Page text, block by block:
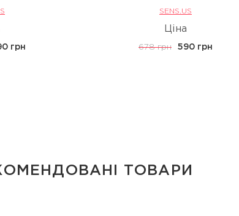
грн
SENS.US
Ціна
678 грн 590 грн
ТОВАРИ